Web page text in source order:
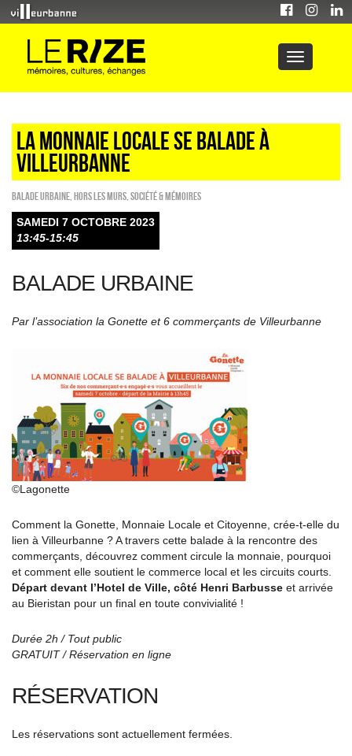
LA MONNAIE LOCALE SE BALADE À
VILLEURBANNE
Balade urbaine HORS LES MURS Société & Mémoires
SAMEDI 7 OCTOBRE 2023
13:45-15:45
BALADE URBAINE
Par l’association la Gonette et 6 commerçants de Villeurbanne
©Lagonette
Comment la Gonette, Monnaie Locale et Citoyenne, crée-t-elle du
lien à Villeurbanne ? A travers cette balade à la rencontre des
commerçants, découvrez comment circule la monnaie, pourquoi
et comment elle soutient le commerce local et les circuits courts.
Départ devant l’Hotel de Ville, côté Henri Barbusse et arrivée
au Bieristan pour un final en toute convivialité !
Durée 2h / Tout public
GRATUIT / Réservation en ligne
RÉSERVATION
Les réservations sont actuellement fermées.